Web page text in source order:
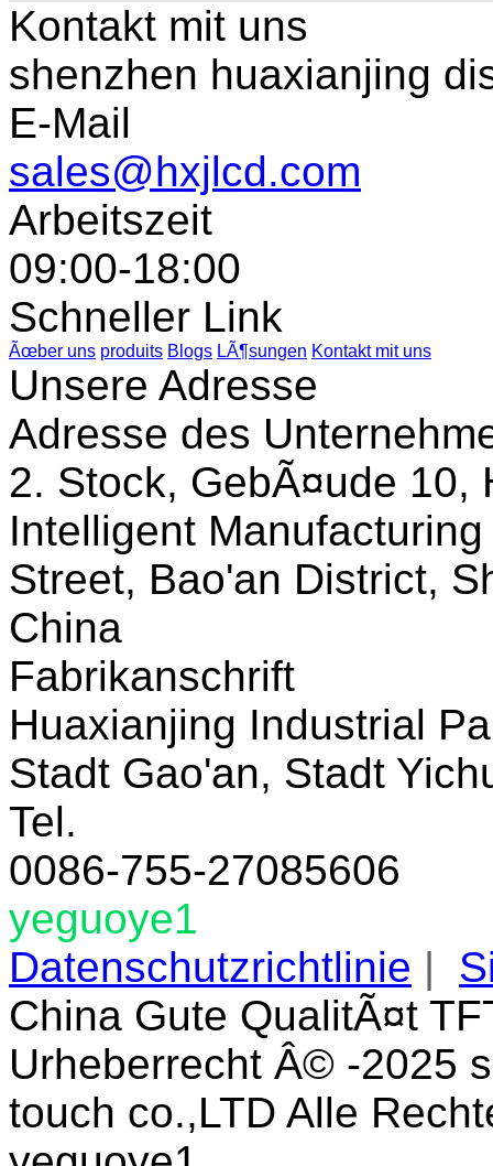
Kontakt mit uns
shenzhen huaxianjing
E-Mail
sales@hxjlcd.com
Arbeitszeit
09:00-18:00
Schneller Link
Ãœber uns produits Blogs LÃ¶sungen Kontakt mit uns
Unsere Adresse
Adresse des
2. Stock, GebÃ¤ude 10,
Intelligent
Street, Bao'an District,
China
Fabrikanschrift
Huaxianjing Industrial
Stadt Gao'an, Stadt
Tel.
0086-755-27085606
yeguoye1
Datenschutzrichtlinie |
China Gute QualitÃ¤t
Urheberrecht Â© -2025
touch co.,LTD Alle